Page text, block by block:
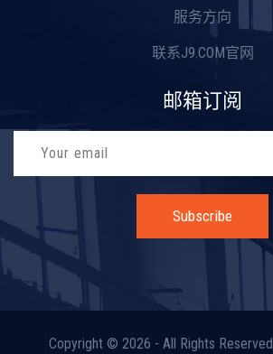
服务方向
联系J9.COM官网
邮箱订阅
Subscribe
Copyright © 2026 - All Rights Reserved